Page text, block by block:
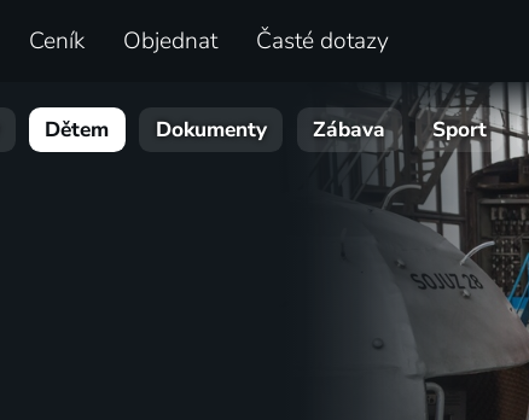
Ceník Objednat Časté dotazy
Dětem Dokumenty Zábava Sport